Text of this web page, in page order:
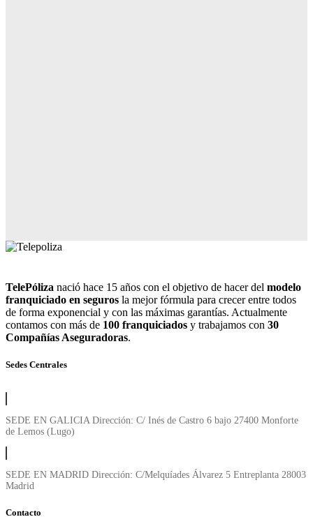
TelePóliza nació hace 15 años con el objetivo de hacer del modelo
franquiciado en seguros la mejor fórmula para crecer entre todos
de forma exponencial y con las máximas garantías. Actualmente
contamos con más de 100 franquiciados y trabajamos con 30
Compañías Aseguradoras.
Sedes Centrales
SEDE EN GALICIA Dirección: C/ Inés de Castro 6 bajo 27400 Monforte
de Lemos (Lugo)
SEDE EN MADRID Dirección: C/Melquíades Álvarez 5 Entreplanta 28003
Madrid
Contacto